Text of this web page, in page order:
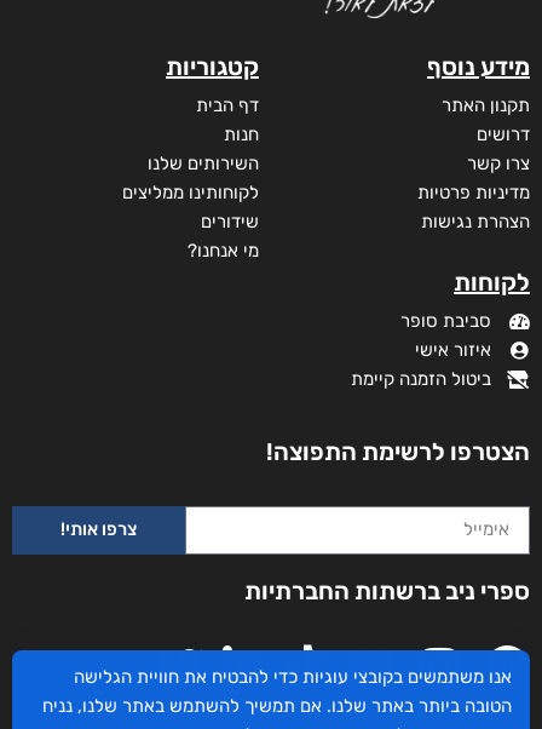
מידע נוסף
תקנון האתר
דרושים
צרו קשר
מדיניות פרטיות
הצהרת נגישות
לקוחות
סביבת סופר
איזור אישי
ביטול הזמנה קיימת
קטגוריות
דף הבית
חנות
השירותים שלנו
לקוחותינו ממליצים
שידורים
מי אנחנו?
הצטרפו לרשימת התפוצה!
צרפו אותי!
ספרי ניב ברשתות החברתיות
אנו משתמשים בקובצי עוגיות כדי להבטיח את חוויית הגלישה
הטובה ביותר באתר שלנו. אם תמשיך להשתמש באתר שלנו, נניח